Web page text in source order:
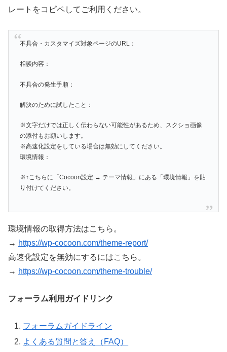
レートをコピペしてご利用ください。
不具合・カスタマイズ対象ページのURL：
相談内容：
不具合の発生手順：
解決のために試したこと：
※文字だけでは正しく伝わらない可能性があるため、スクショ画像
の添付もお願いします。
※高速化設定をしている場合は無効にしてください。
環境情報：
※↑こちらに「Cocoon設定 → テーマ情報」にある「環境情報」を貼
り付けてください。
環境情報の取得方法はこちら。
→ https://wp-cocoon.com/theme-report/
高速化設定を無効にするにはこちら。
→ https://wp-cocoon.com/theme-trouble/
フォーラム利用ガイドリンク
フォーラムガイドライン
よくある質問と答え（FAQ）